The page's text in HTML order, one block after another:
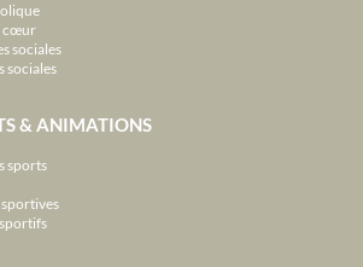
cœur
sociales
sociales
& ANIMATIONS
sports